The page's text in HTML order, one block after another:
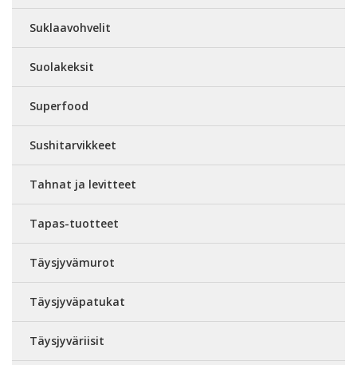
Suklaavohvelit
Suolakeksit
Superfood
Sushitarvikkeet
Tahnat ja levitteet
Tapas-tuotteet
Täysjyvämurot
Täysjyväpatukat
Täysjyväriisit